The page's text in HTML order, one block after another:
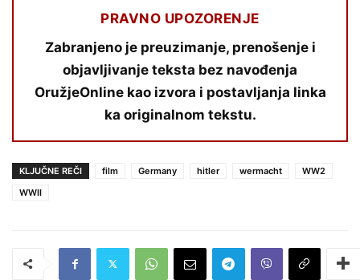
PRAVNO UPOZORENJE
Zabranjeno je preuzimanje, prenošenje i
objavljivanje teksta bez navođenja
OružjeOnline kao izvora i postavljanja linka
ka originalnom tekstu.
KLJUČNE REČI film Germany hitler wermacht
WW2
WWII